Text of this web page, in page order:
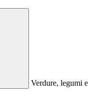
Verdure, legumi e